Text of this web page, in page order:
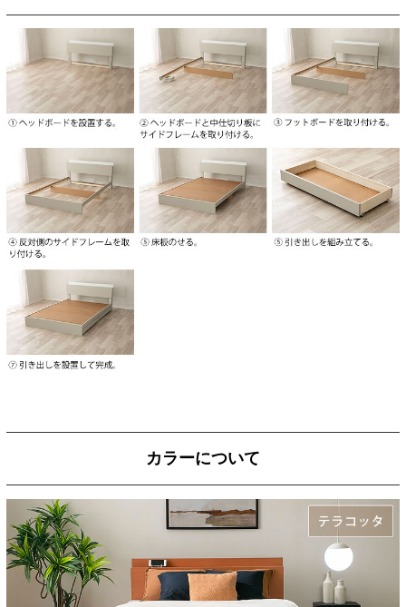
カラーについて